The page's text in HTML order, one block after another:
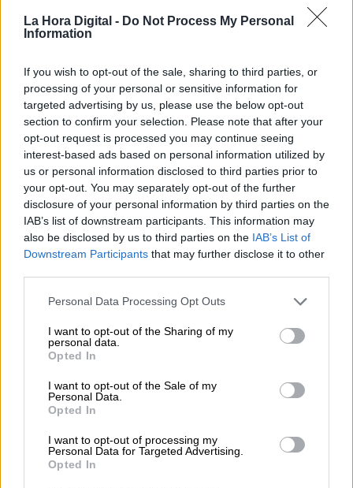
La Hora Digital - Do Not Process My Personal
Information
If you wish to opt-out of the sale, sharing to third parties, or
processing of your personal or sensitive information for
targeted advertising by us, please use the below opt-out
section to confirm your selection. Please note that after your
opt-out request is processed you may continue seeing
interest-based ads based on personal information utilized by
us or personal information disclosed to third parties prior to
your opt-out. You may separately opt-out of the further
disclosure of your personal information by third parties on the
IAB’s list of downstream participants. This information may
also be disclosed by us to third parties on the IAB’s List of
Downstream Participants that may further disclose it to other
Personal Data Processing Opt Outs
I want to opt-out of the Sharing of my
personal data.
Opted In
I want to opt-out of the Sale of my
Personal Data.
Opted In
I want to opt-out of processing my
Personal Data for Targeted Advertising.
Opted In
Un edil de Vox de Málaga afirma que
el PSOE"ha robado, secuestrado,
violado y asesinado a lo largo de la
historia""
Por Miriam Rosco
Más artículos de este autor
viernes, 24 de enero de 2020